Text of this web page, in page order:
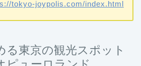
る東京の観光スポット
ューロランド